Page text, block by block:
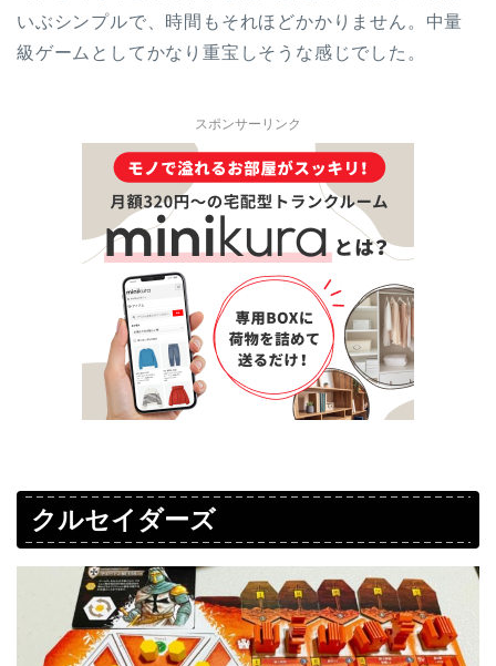
いぶシンプルで、時間もそれほどかかりません。中量
級ゲームとしてかなり重宝しそうな感じでした。
スポンサーリンク
クルセイダーズ